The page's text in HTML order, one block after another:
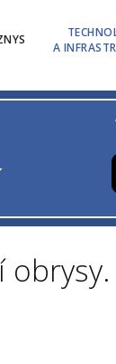
A